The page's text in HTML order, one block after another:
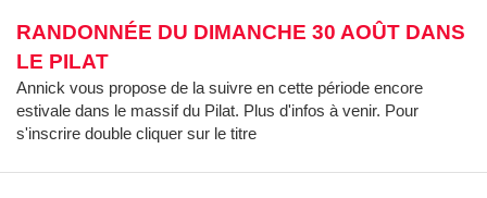
rando
Rando – Index IBP
RANDONNÉE DU DIMANCHE 30 AOÛT DANS
LE PILAT
Annick vous propose de la suivre en cette période encore
estivale dans le massif du Pilat. Plus d'infos à venir. Pour
s'inscrire double cliquer sur le titre